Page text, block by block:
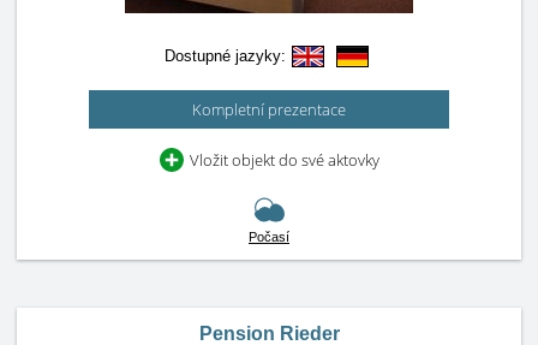
Dostupné jazyky:
Kompletní prezentace
Vložit objekt do své aktovky
Počasí
Pension Rieder